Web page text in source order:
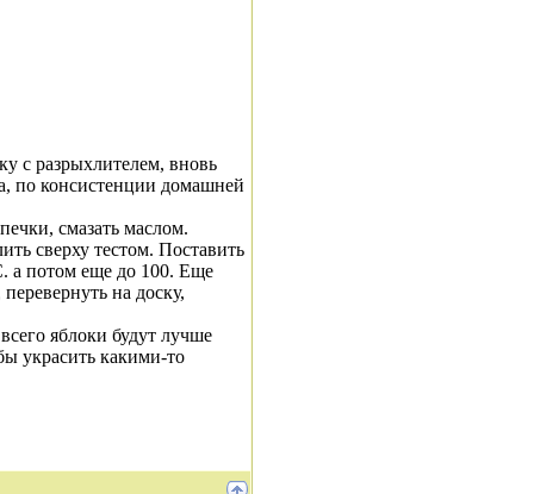
с разрыхлителем, вновь
по консистенции домашней
смазать маслом.
сверху тестом. Поставить
а потом еще до 100. Еще
на доску,
яблоки будут лучше
украсить какими-то